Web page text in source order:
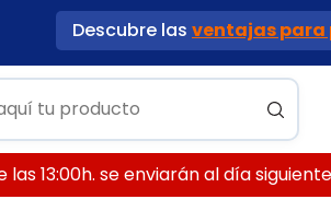
Descubre las ventajas para
13:00h. se enviarán al día